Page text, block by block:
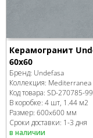
Керамогранит
60x60
Бренд: Undefasa
Коллекция: Mediterranea
Код товара: SD-270785-99
В коробке: 4 шт, 1.44 м2
Размер: 600x600 мм
Сроки доставки: 1-3 дня
в наличии